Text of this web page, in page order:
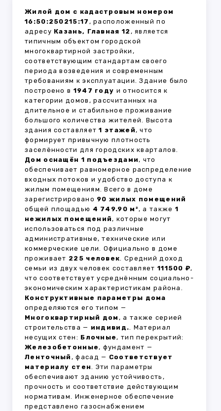
Жилой дом с кадастровым номером
16:50:250215:17 , расположенный по
адресу Казань, Главная 12 , является
типичным объектом городской
многоквартирной застройки,
соответствующим стандартам своего
периода возведения и современным
требованиям к эксплуатации. Здание было
построено в 1947 году и относится к
категории домов, рассчитанных на
длительное и стабильное проживание
большого количества жителей. Высота
здания составляет1 этажей, что
формирует привычную плотность
заселённости для городских кварталов.
Дом оснащён 1 подъездами, что
обеспечивает равномерное распределение
входных потоков и удобство доступа к
жилым помещениям. Всего в доме
зарегистрировано 90 жилых помещений
общей площадью 4 749.90 м², а также 1
нежилых помещений, которые могут
использоваться под различные
административные, технические или
коммерческие цели. Официально в доме
проживает 225 человек. Средний доход
семьи из двух человек составляет 111500 ₽,
что соответствует усреднённым социально-
экономическим характеристикам района.
Конструктивные параметры дома
определяются его типом —
Многоквартирный дом , а также серией
строительства — индивид.. Материал
несущих стен: Блочные, тип перекрытий:
Железобетонные, фундамент —
Ленточный , фасад — Соответствует
материалу стен. Эти параметры
обеспечивают зданию устойчивость,
прочность и соответствие действующим
нормативам. Инженерное обеспечение
представлено газоснабжением